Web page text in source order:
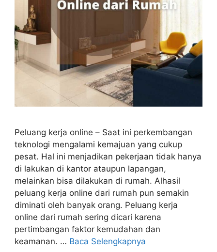
Peluang kerja online – Saat ini perkembangan
teknologi mengalami kemajuan yang cukup
pesat. Hal ini menjadikan pekerjaan tidak hanya
di lakukan di kantor ataupun lapangan,
melainkan bisa dilakukan di rumah. Alhasil
peluang kerja online dari rumah pun semakin
diminati oleh banyak orang. Peluang kerja
online dari rumah sering dicari karena
pertimbangan faktor kemudahan dan
keamanan. … Baca Selengkapnya